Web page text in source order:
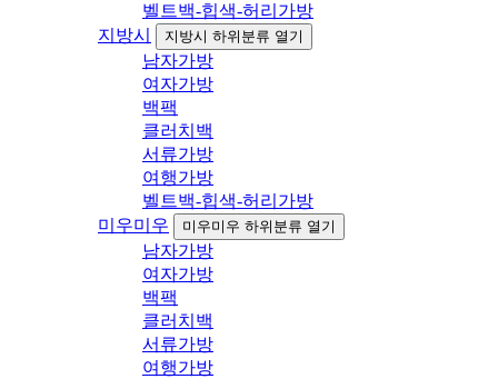
벨트백-힙색-허리가방
지방시
지방시 하위분류 열기
남자가방
여자가방
백팩
클러치백
서류가방
여행가방
벨트백-힙색-허리가방
미우미우
미우미우 하위분류 열기
남자가방
여자가방
백팩
클러치백
서류가방
여행가방